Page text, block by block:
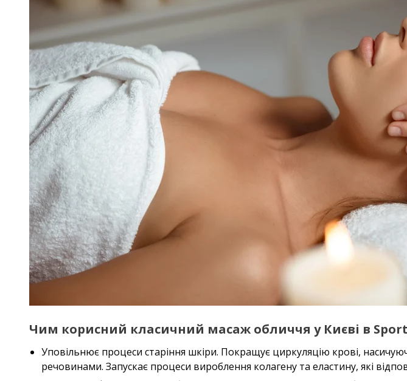
Чим корисний класичний масаж обличчя у Києві в
Уповільнює процеси старіння шкіри. Покращує циркуляцію крові,
речовинами. Запускає процеси вироблення колагену та еластину, які